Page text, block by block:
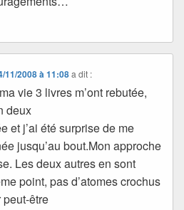
11/2008 à 11:08 a dit :
vie 3 livres m’ont rebutée,
deux
et j’ai été surprise de me
jusqu’au bout.Mon approche
Les deux autres en sont
point, pas d’atomes crochus
peut-être